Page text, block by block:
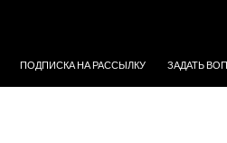
ПОДПИСКА НА РАССЫЛКУ ЗАДАТЬ